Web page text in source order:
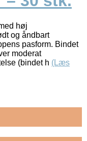
høj
og åndbart
pasform. Bindet
moderat
(bindet h (Læs